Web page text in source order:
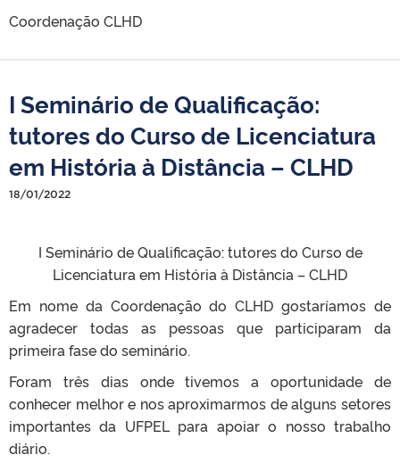
Coordenação CLHD
I Seminário de Qualificação:
tutores do Curso de Licenciatura
em História à Distância – CLHD
18/01/2022
I Seminário de Qualificação: tutores do Curso de
Licenciatura em História à Distância – CLHD
Em nome da Coordenação do CLHD gostaríamos de
agradecer todas as pessoas que participaram da
primeira fase do seminário.
Foram três dias onde tivemos a oportunidade de
conhecer melhor e nos aproximarmos de alguns setores
importantes da UFPEL para apoiar o nosso trabalho
diário.